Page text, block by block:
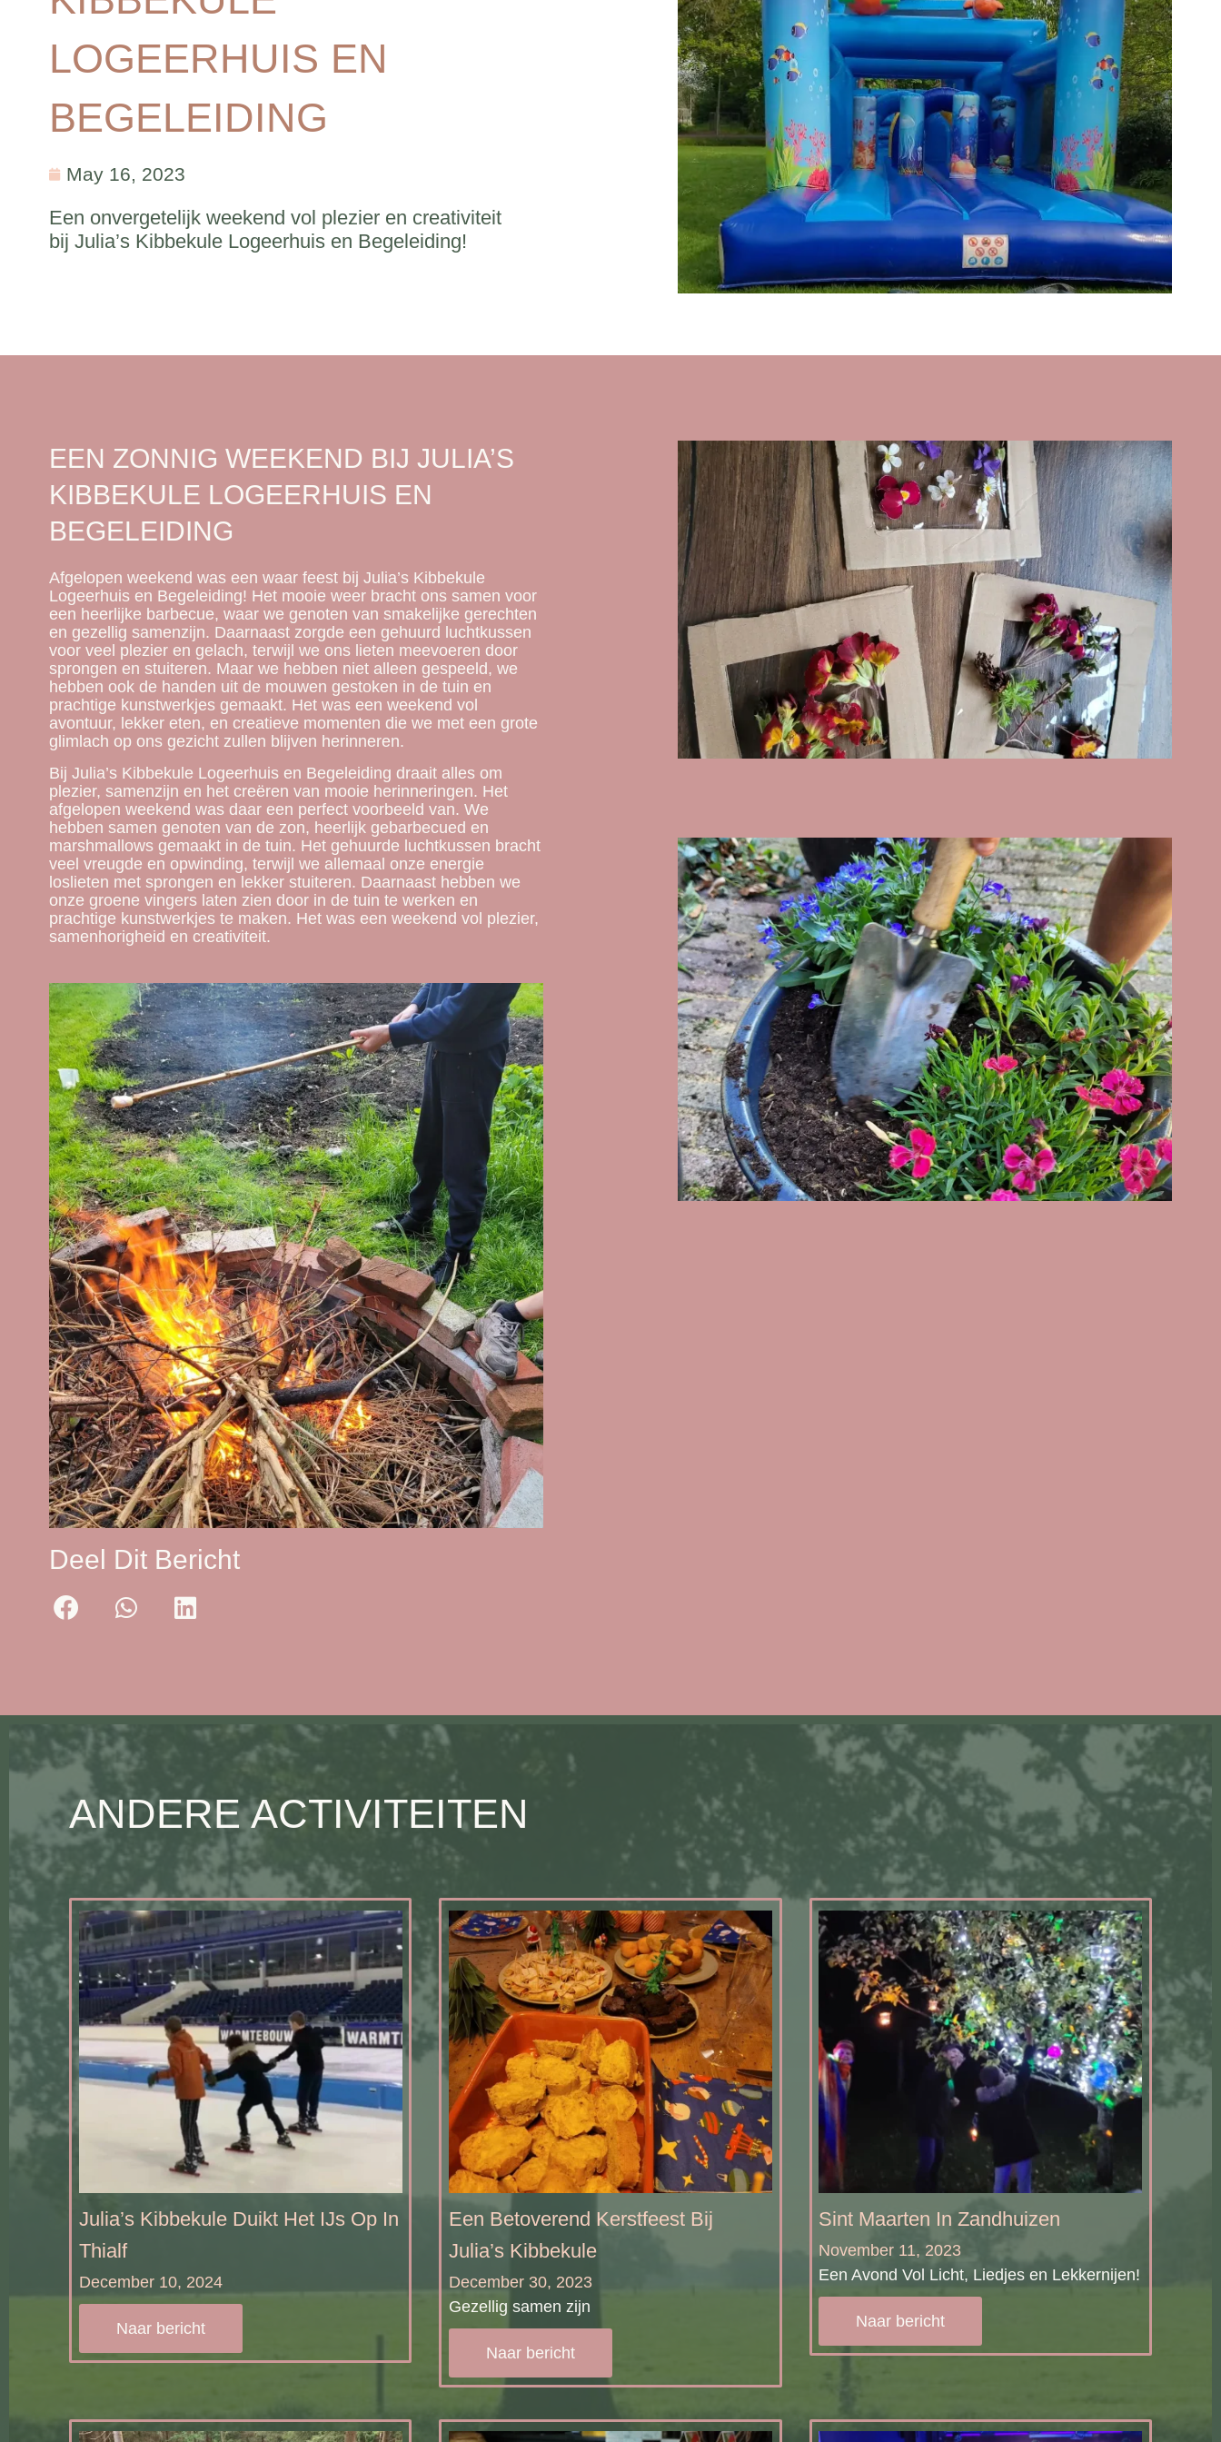
LOGEERHUIS EN
BEGELEIDING
May 16, 2023
Een onvergetelijk weekend vol plezier en creativiteit
bij Julia’s Kibbekule Logeerhuis en Begeleiding!
EEN ZONNIG WEEKEND BIJ JULIA’S
KIBBEKULE LOGEERHUIS EN
BEGELEIDING
Afgelopen weekend was een waar feest bij Julia’s Kibbekule
Logeerhuis en Begeleiding! Het mooie weer bracht ons samen voor
een heerlijke barbecue, waar we genoten van smakelijke gerechten
en gezellig samenzijn. Daarnaast zorgde een gehuurd luchtkussen
voor veel plezier en gelach, terwijl we ons lieten meevoeren door
sprongen en stuiteren. Maar we hebben niet alleen gespeeld, we
hebben ook de handen uit de mouwen gestoken in de tuin en
prachtige kunstwerkjes gemaakt. Het was een weekend vol
avontuur, lekker eten, en creatieve momenten die we met een grote
glimlach op ons gezicht zullen blijven herinneren.
Bij Julia’s Kibbekule Logeerhuis en Begeleiding draait alles om
plezier, samenzijn en het creëren van mooie herinneringen. Het
afgelopen weekend was daar een perfect voorbeeld van. We
hebben samen genoten van de zon, heerlijk gebarbecued en
marshmallows gemaakt in de tuin. Het gehuurde luchtkussen bracht
veel vreugde en opwinding, terwijl we allemaal onze energie
loslieten met sprongen en lekker stuiteren. Daarnaast hebben we
onze groene vingers laten zien door in de tuin te werken en
prachtige kunstwerkjes te maken. Het was een weekend vol plezier,
samenhorigheid en creativiteit.
Deel Dit Bericht
ANDERE ACTIVITEITEN
Julia’s Kibbekule Duikt Het IJs Op In
Thialf
December 10, 2024
Naar bericht
Een Betoverend Kerstfeest Bij
Julia’s Kibbekule
December 30, 2023
Gezellig samen zijn
Naar bericht
Sint Maarten In Zandhuizen
November 11, 2023
Een Avond Vol Licht, Liedjes en Lekkernijen!
Naar bericht